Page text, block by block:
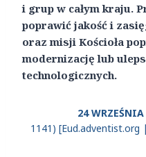
i grup w całym kraju.
poprawić jakość i
oraz misji Kościoła
modernizację lub
technologicznych.
24
1141) [Eud.adventist.org